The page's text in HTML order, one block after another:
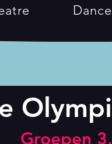
Groepen